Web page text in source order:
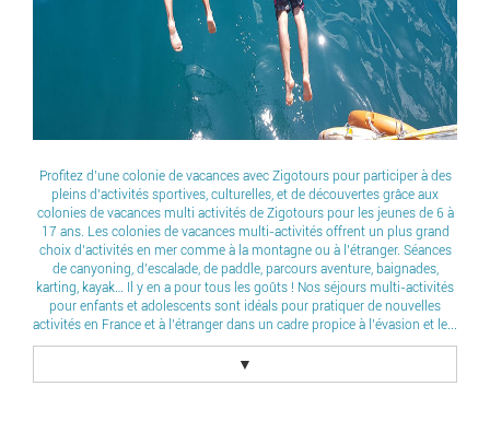
Profitez d’une colonie de vacances avec Zigotours pour participer à des
pleins d’activités sportives, culturelles, et de découvertes grâce aux
colonies de vacances multi activités de Zigotours pour les jeunes de 6 à
17 ans. Les colonies de vacances multi-activités offrent un plus grand
choix d’activités en mer comme à la montagne ou à l’étranger. Séances
de canyoning, d’escalade, de paddle, parcours aventure, baignades,
karting, kayak… Il y en a pour tous les goûts ! Nos séjours multi-activités
pour enfants et adolescents sont idéals pour pratiquer de nouvelles
activités en France et à l’étranger dans un cadre propice à l’évasion et le...
▼